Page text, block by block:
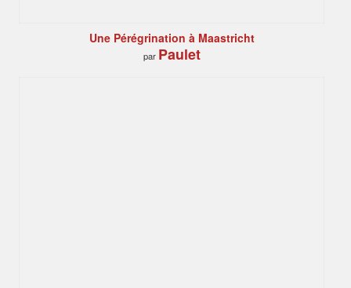
Une Pérégrination à Maastricht
par Paulet